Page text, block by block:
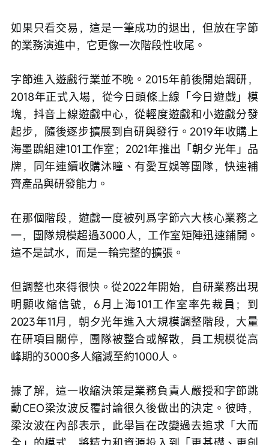
如果只看交易，這是一筆成功的退出，但放在字節
的業務演進中，它更像一次階段性收尾。
字節進入遊戲行業並不晚。2015年前後開始調研，
2018年正式入場，從今日頭條上線「今日遊戲」模
塊，抖音上線遊戲中心，從輕度遊戲和小遊戲分發
起步，隨後逐步擴展到自研與發行。2019年收購上
海墨鵾組建101工作室；2021年推出「朝夕光年」品
牌，同年連續收購沐瞳、有愛互娛等團隊，快速補
齊產品與研發能力。
在那個階段，遊戲一度被列爲字節六大核心業務之
一，團隊規模超過3000人，工作室矩陣迅速鋪開。
這不是試水，而是一輪完整的擴張。
但調整也來得很快。從2022年開始，自研業務出現
明顯收縮信號，6月上海101工作室率先裁員；到
2023年11月，朝夕光年進入大規模調整階段，大量
在研項目關停，團隊被整合或解散，員工規模從高
峰期的3000多人縮減至約1000人。
據了解，這一收縮決策是業務負責人嚴授和字節跳
動CEO梁汝波反覆討論很久後做出的決定。彼時，
梁汝波在內部表示，此舉旨在改變過去追求「大而